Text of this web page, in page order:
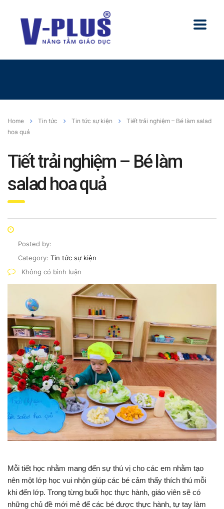
Home Tin tức Tin tức sự kiện
Tiết trải nghiệm – Bé làm salad
hoa quả
Tiết trải nghiệm – Bé làm
salad hoa quả
Posted by:
Category: Tin tức sự kiện
Không có bình luận
Mỗi tiết học nhằm mang đến sự thú vị cho các em nhằm tạo
nên một lớp học vui nhộn giúp các bé cảm thấy thích thú mỗi
khi đến lớp. Trong từng buổi học thực hành, giáo viên sẽ có
những chủ đề mới mẻ để các bé được thực hành, tự tay làm